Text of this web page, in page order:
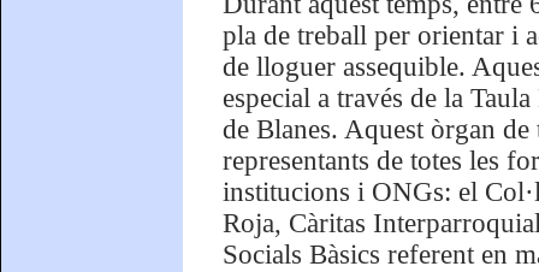
pla de treball per orientar i
de lloguer assequible.
especial a través de la
de Blanes. Aquest òrgan
representants de totes les
institucions i ONGs: el
Roja, Càritas
Socials Bàsics referent en